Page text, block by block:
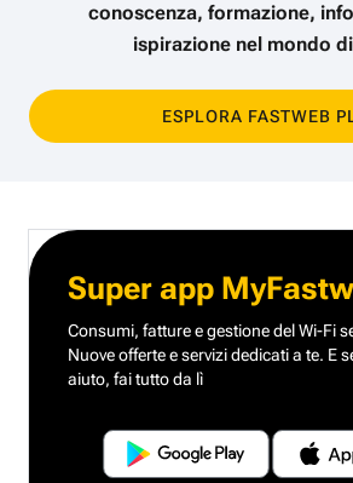
conoscenza, formazione,
ispirazione nel mondo
ESPLORA FASTWEB
Super app
Consumi, fatture e gestione del Wi-Fi
Nuove offerte e servizi dedicati a te. E
aiuto, fai tutto da lì